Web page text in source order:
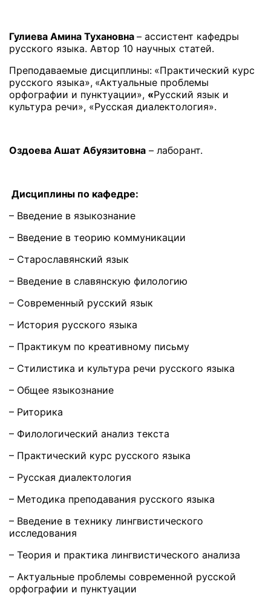
Гулиева Амина Тухановна – ассистент кафедры
русского языка. Автор 10 научных статей.
Преподаваемые дисциплины: «Практический курс
русского языка», «Актуальные проблемы
орфографии и пунктуации», «Русский язык и
культура речи», «Русская диалектология».
Оздоева Ашат Абуязитовна – лаборант.
Дисциплины по кафедре:
– Введение в языкознание
– Введение в теорию коммуникации
– Старославянский язык
– Введение в славянскую филологию
– Современный русский язык
– История русского языка
– Практикум по креативному письму
– Стилистика и культура речи русского языка
– Общее языкознание
– Риторика
– Филологический анализ текста
– Практический курс русского языка
– Русская диалектология
– Методика преподавания русского языка
– Введение в технику лингвистического
исследования
– Теория и практика лингвистического анализа
– Актуальные проблемы современной русской
орфографии и пунктуации